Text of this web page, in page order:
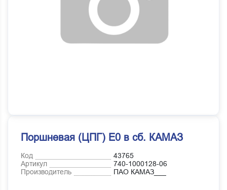
Поршневая (ЦПГ) Е0 в сб. КАМАЗ
Код
43765
Артикул
740-1000128-06
Производитель
ПАО КАМАЗ___